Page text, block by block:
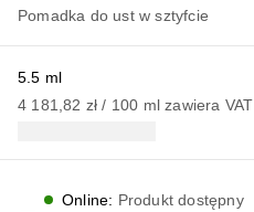
Pomadka do ust w sztyfcie
5.5 ml
4 181,82 zł / 100 ml zawiera VAT
Online: Produkt dostępny